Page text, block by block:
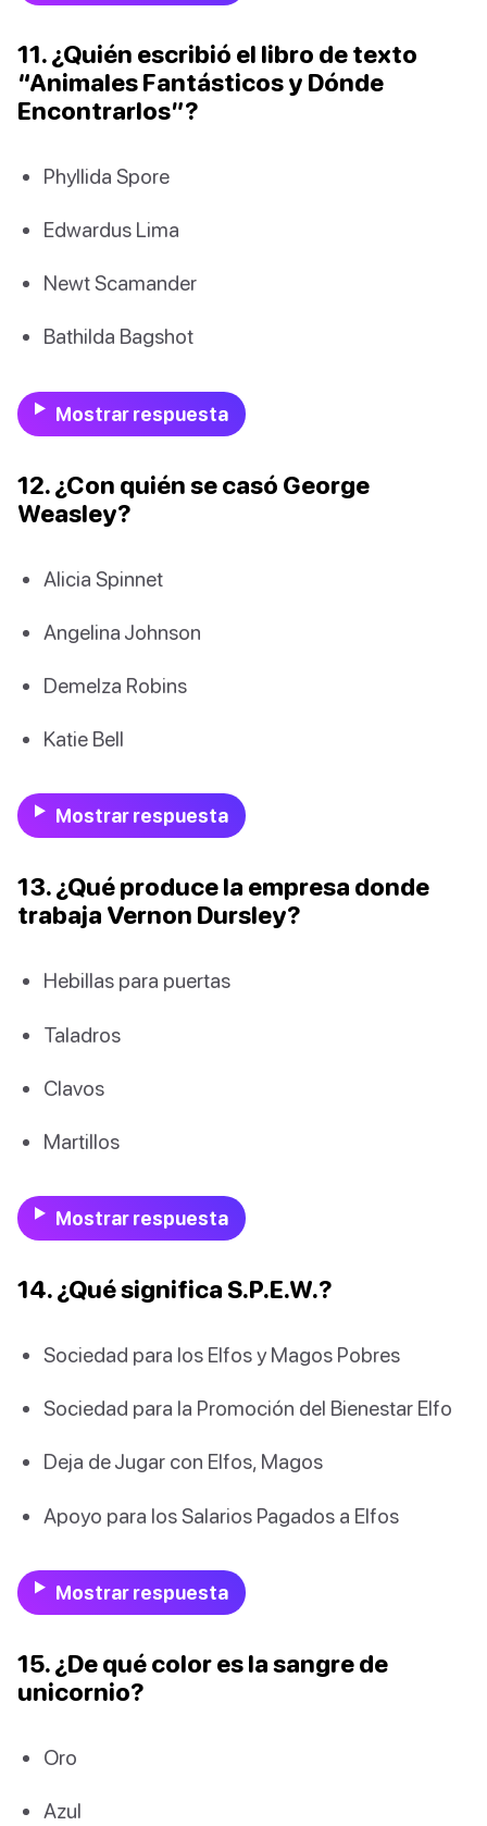
11. ¿Quién escribió el libro de texto
“Animales Fantásticos y Dónde
Encontrarlos”?
Phyllida Spore
Edwardus Lima
Newt Scamander
Bathilda Bagshot
Mostrar respuesta
12. ¿Con quién se casó George
Weasley?
Alicia Spinnet
Angelina Johnson
Demelza Robins
Katie Bell
Mostrar respuesta
13. ¿Qué produce la empresa donde
trabaja Vernon Dursley?
Hebillas para puertas
Taladros
Clavos
Martillos
Mostrar respuesta
14. ¿Qué significa S.P.E.W.?
Sociedad para los Elfos y Magos Pobres
Sociedad para la Promoción del Bienestar Elfo
Deja de Jugar con Elfos, Magos
Apoyo para los Salarios Pagados a Elfos
Mostrar respuesta
15. ¿De qué color es la sangre de
unicornio?
Oro
Azul